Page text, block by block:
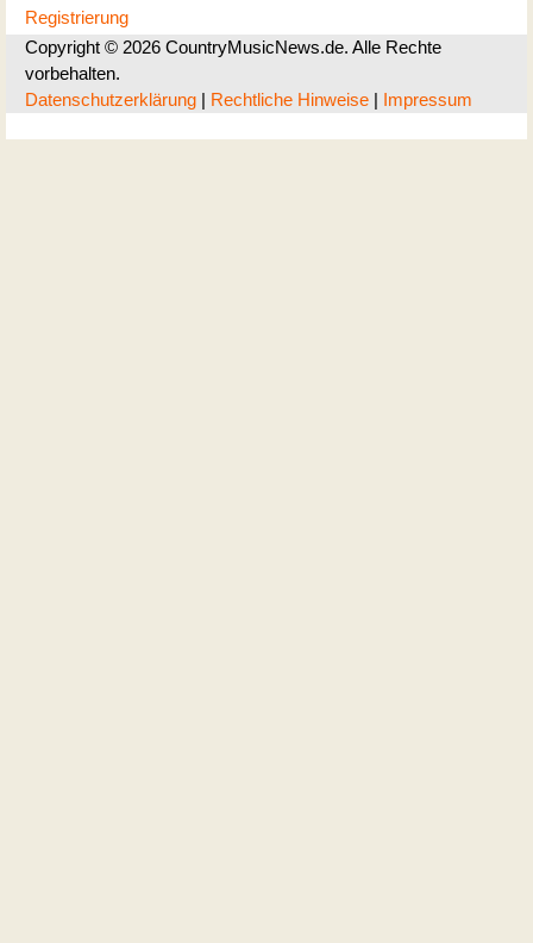
Registrierung
Copyright © 2026 CountryMusicNews.de. Alle Rechte
vorbehalten.
Datenschutzerklärung | Rechtliche Hinweise | Impressum